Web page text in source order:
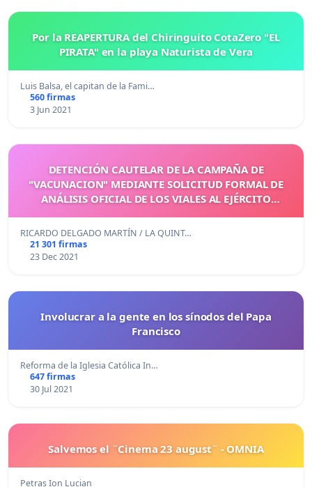
Por la REAPERTURA del Chiringuito CotaZero "EL
PIRATA" en la playa Naturista de Vera
Luis Balsa, el capitan de la Fami…
560 firmas
3 Jun 2021
DETENCIÓN CAUTELAR DE LA CAMPAÑA DE
"VACUNACION" MEDIANTE SOLICITUD FORMAL DE
ANÁLISIS OFICIAL DE LOS VIALES AL EJÉRCITO
RICARDO DELGADO MARTÍN / LA QUINT…
21 301 firmas
23 Dec 2021
Involucrar a la gente en los sínodos del Papa
Francisco
Reforma de la Iglesia Católica In…
647 firmas
30 Jul 2021
Salvemos el ¨Cinema 23 august¨ - OMNIA
Petraș Ion Lucian